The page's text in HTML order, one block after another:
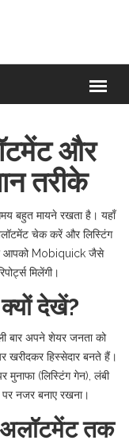
और
तरीके
बहुत मायने रखता है। यहाँ
चेक करें और लिस्टिंग
आपको Mobiquick जैसे
मिलेंगी।
देखें?
बार अपने शेयर जनता को
हिस्सेदार बनते हैं।
मुनाफा (लिस्टिंग गेन), लंबी
पर नजर बनाए रखना।
तक